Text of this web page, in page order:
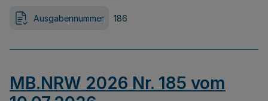
Ausgabennummer 186
MB.NRW 2026 Nr. 185 vom